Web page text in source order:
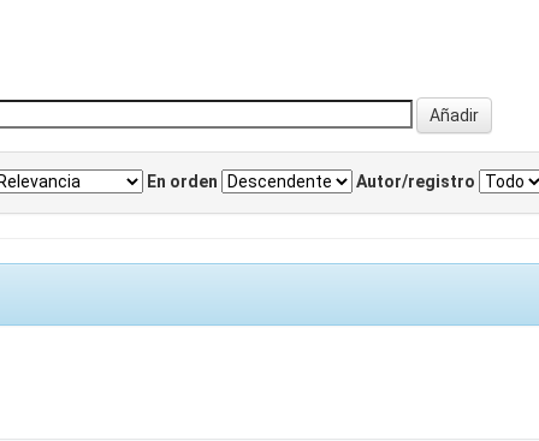
En orden Autor/registro